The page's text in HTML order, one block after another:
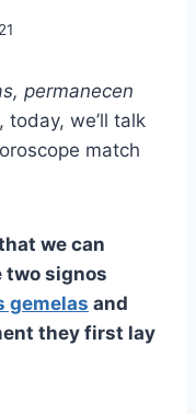
permanecen
today, we’ll talk
match
we can
twosignos
gemelas and
they first lay